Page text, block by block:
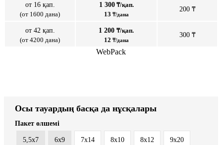
от 16 қап.
(от 1600 дана)
1 300₸/қап.
13 ₸/дана
200 ₸
от 42 қап.
(от 4200 дана)
1 200 ₸/қап.
12 ₸/дана
300 ₸
WebPack
Осы тауардың басқа да нұсқалары
Пакет өлшемі
5,5x7 6x9 7x14 8x10 8x12 9x20